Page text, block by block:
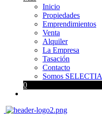
Inicio
Propiedades
Emprendimientos
Venta
Alquiler
La Empresa
Tasación
Contacto
Somos SELECTIA
0